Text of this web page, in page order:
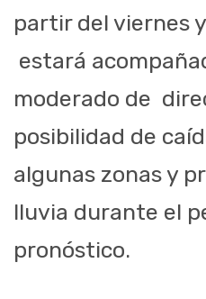
partir del viernes
estará
moderado de
posibilidad de
algunas zonas y
lluvia durante el
pronóstico.